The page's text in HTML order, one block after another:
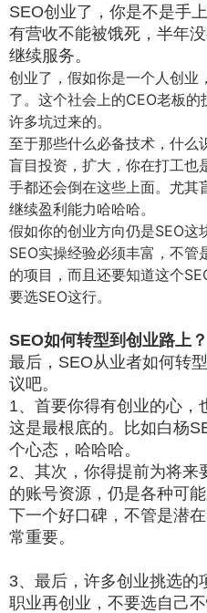
SEO创业了，你是不是手
有营收不能被饿死，半年
继续服务。
创业了，假如你是一个人创业
了。这个社会上的CEO老板
许多坑过来的。
至于那些什么必备技术，什么
盲目投资，扩大，你在打工也
手都还会倒在这些上面。尤其
继续盈利能力哈哈哈。
假如你的创业方向仍是SEO这
SEO实操经验必须丰富，不管
的项目，而且还要知道这个
要选SEO这行。
SEO如何转型到创业路上？
最后，SEO从业者如何转
议吧。
1、首要你得有创业的心，
这是最根底的。比如白杨
个心态，哈哈哈。
2、其次，你得提前为将来
的账号资源，仍是各种可
下一个好口碑，不管是潜
常重要。
3、最后，许多创业挑选的
职业再创业，不要选自己